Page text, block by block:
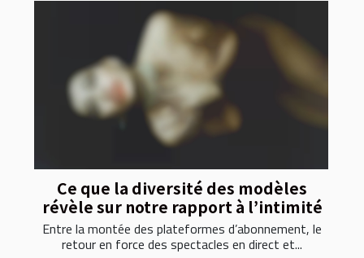
Ce que la diversité des modèles
révèle sur notre rapport à l’intimité
Entre la montée des plateformes d’abonnement, le
retour en force des spectacles en direct et...